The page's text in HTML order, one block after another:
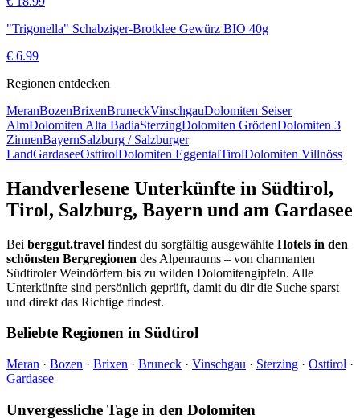
"Trigonella" Schabziger-Brotklee Gewürz BIO 40g
€ 6.99
Regionen entdecken
MeranBozenBrixenBruneckVinschgauDolomiten Seiser
AlmDolomiten Alta BadiaSterzingDolomiten GrödenDolomiten 3
ZinnenBayernSalzburg / Salzburger
LandGardaseeOsttirolDolomiten EggentalTirolDolomiten Villnöss
Handverlesene Unterkünfte in Südtirol,
Tirol, Salzburg, Bayern und am Gardasee
Bei berggut.travel findest du sorgfältig ausgewählte Hotels in den
schönsten Bergregionen des Alpenraums – von charmanten
Südtiroler Weindörfern bis zu wilden Dolomitengipfeln. Alle
Unterkünfte sind persönlich geprüft, damit du dir die Suche sparst
und direkt das Richtige findest.
Beliebte Regionen in Südtirol
Meran · Bozen · Brixen · Bruneck · Vinschgau · Sterzing · Osttirol ·
Gardasee
Unvergessliche Tage in den Dolomiten